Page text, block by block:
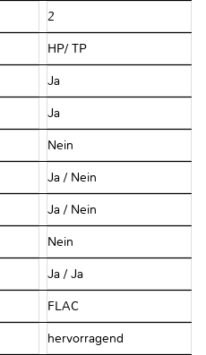
2
HP/ TP
Ja
Ja
Nein
Ja / Nein
Ja / Nein
Nein
Ja / Ja
FLAC
hervorragend